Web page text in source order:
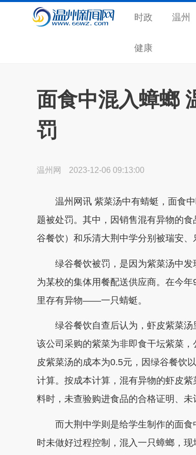
时政 温州
健康
面食中混入蟑螂
罚
温州网 2023-12-06 09:13:00
温州网讯 紫菜汤中有蜻蜓，面食中
题被处罚。其中，因销售混有异物的
谷餐饮）和乐清大荆中学分别被瑞安、
绿谷餐饮被罚，是因为紫菜汤中发
为某校的集体用餐配送供应商。在今
里存有异物——一只蜻蜓。
绿谷餐饮自查后认为，虾皮紫菜汤
该公司采购的紫菜为非即食干坛紫菜
皮紫菜汤的成本为0.5元，因绿谷餐饮
计算。按成本计算，混有异物的虾皮
料时，未查验购进食品的合格证明、未
而大荆中学则是给学生制作的面食
时未做好过程控制，混入一只蟑螂，